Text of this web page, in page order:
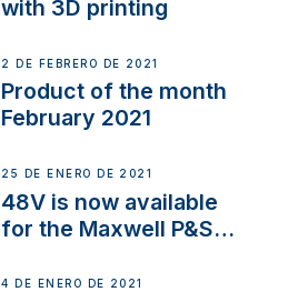
with 3D printing
2 DE FEBRERO DE 2021
Product of the month
February 2021
25 DE ENERO DE 2021
48V is now available
for the Maxwell P&S
4 DE ENERO DE 2021